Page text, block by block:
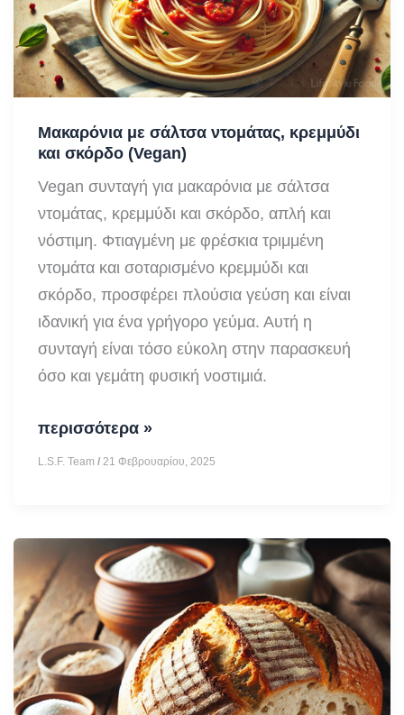
Μακαρόνια με σάλτσα ντομάτας, κρεμμύδι
και σκόρδο (Vegan)
Vegan συνταγή για μακαρόνια με σάλτσα
ντομάτας, κρεμμύδι και σκόρδο, απλή και
νόστιμη. Φτιαγμένη με φρέσκια τριμμένη
ντομάτα και σοταρισμένο κρεμμύδι και
σκόρδο, προσφέρει πλούσια γεύση και είναι
ιδανική για ένα γρήγορο γεύμα. Αυτή η
συνταγή είναι τόσο εύκολη στην παρασκευή
όσο και γεμάτη φυσική νοστιμιά.
Μακαρόνια
με
κρεμμύδι
και
σκόρδο
(Vegan)
περισσότερα »
L.S.F. Team/21 Φεβρουαρίου, 2025